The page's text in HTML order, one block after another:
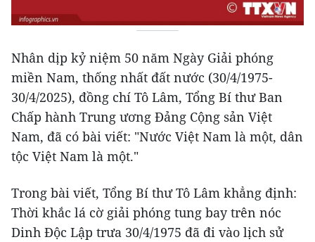
Nhân dịp kỷ niệm 50 năm Ngày Giải phóng
miền Nam, thống nhất đất nước (30/4/1975-
30/4/2025), đồng chí Tô Lâm, Tổng Bí thư Ban
Chấp hành Trung ương Đảng Cộng sản Việt
Nam, đã có bài viết: "Nước Việt Nam là một, dân
tộc Việt Nam là một."
Trong bài viết, Tổng Bí thư Tô Lâm khẳng định:
Thời khắc lá cờ giải phóng tung bay trên nóc
Dinh Độc Lập trưa 30/4/1975 đã đi vào lịch sử